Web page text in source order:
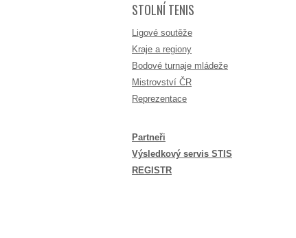
STOLNÍ TENIS
Ligové soutěže
Kraje a regiony
Bodové turnaje mládeže
Mistrovství ČR
Reprezentace
Partneři
Výsledkový servis STIS
REGISTR